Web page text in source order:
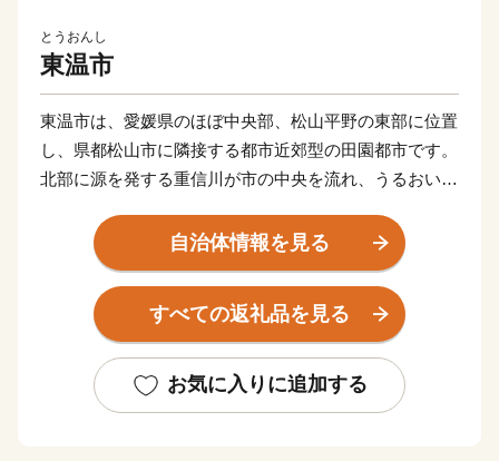
とうおんし
東温市
東温市は、愛媛県のほぼ中央部、松山平野の東部に位置
し、県都松山市に隣接する都市近郊型の田園都市です。
北部に源を発する重信川が市の中央を流れ、うるおいあ
県立自然公園は、東部の霊峰石鎚山系と連なり、棚田や
渓谷を有する里山が自然美を形成しています。また、常
設のミュージカル劇場ではプロのミュージカル俳優の演
劇が１年中行われていたり、地域では秋祭り行事などの
いるなど、芸術・文化・歴史が息づくアートのまちとし
ても近年注目されております。
自治体情報を見る
すべての返礼品を見る
お気に入りに追加する